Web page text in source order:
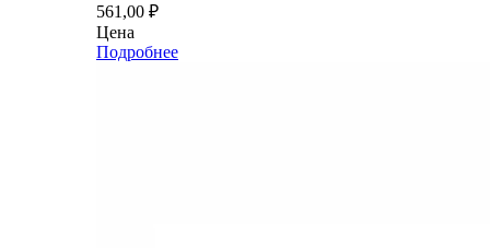
561,00 ₽
Цена
Подробнее